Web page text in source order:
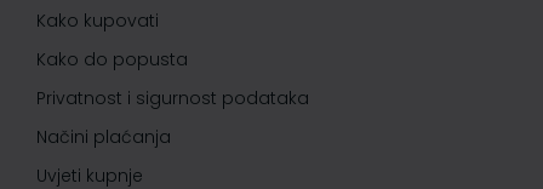
Kako kupovati
Kako do popusta
Privatnost i sigurnost podataka
Načini plaćanja
Uvjeti kupnje